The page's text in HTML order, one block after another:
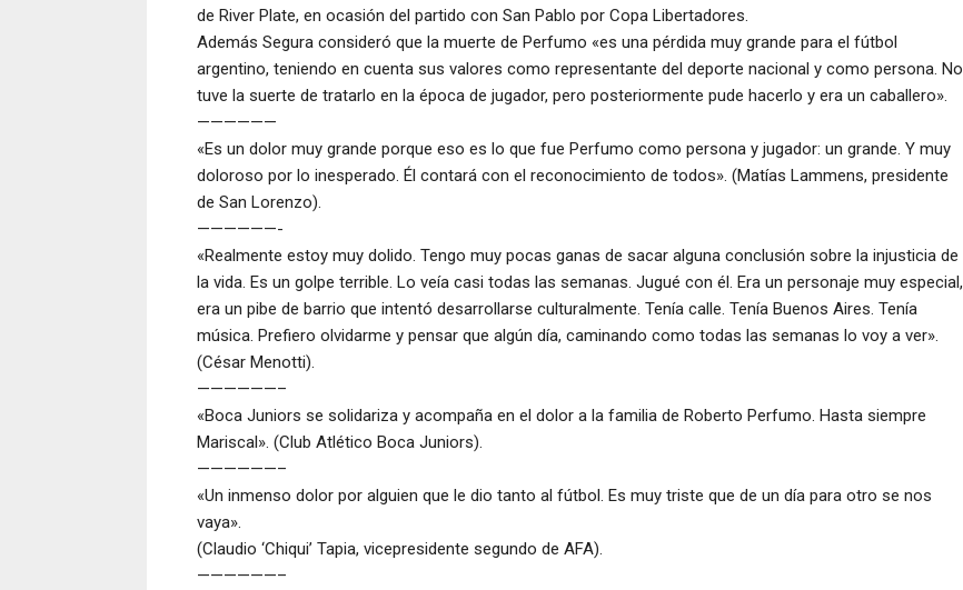
de River Plate, en ocasión del partido con San Pablo por Copa Libertadores.
Además Segura consideró que la muerte de Perfumo «es una pérdida muy grande para el fútbol
argentino, teniendo en cuenta sus valores como representante del deporte nacional y como persona. No
tuve la suerte de tratarlo en la época de jugador, pero posteriormente pude hacerlo y era un caballero».
——————
«Es un dolor muy grande porque eso es lo que fue Perfumo como persona y jugador: un grande. Y muy
doloroso por lo inesperado. Él contará con el reconocimiento de todos». (Matías Lammens, presidente
de San Lorenzo).
——————-
«Realmente estoy muy dolido. Tengo muy pocas ganas de sacar alguna conclusión sobre la injusticia de
la vida. Es un golpe terrible. Lo veía casi todas las semanas. Jugué con él. Era un personaje muy especial,
era un pibe de barrio que intentó desarrollarse culturalmente. Tenía calle. Tenía Buenos Aires. Tenía
música. Prefiero olvidarme y pensar que algún día, caminando como todas las semanas lo voy a ver».
(César Menotti).
——————–
«Boca Juniors se solidariza y acompaña en el dolor a la familia de Roberto Perfumo. Hasta siempre
Mariscal». (Club Atlético Boca Juniors).
——————–
«Un inmenso dolor por alguien que le dio tanto al fútbol. Es muy triste que de un día para otro se nos
vaya».
(Claudio ‘Chiqui’ Tapia, vicepresidente segundo de AFA).
——————–